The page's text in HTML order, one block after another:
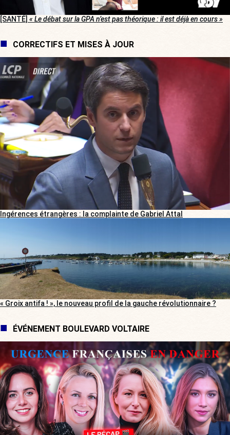
[SANTÉ] « Le débat sur la GPA n’est pas théorique : il est déjà en cours »
CORRECTIFS ET MISES À JOUR
Ingérences étrangères : la complainte de Gabriel Attal
« Groix antifa ! », le nouveau profil de la gauche révolutionnaire ?
ÉVÉNEMENT BOULEVARD VOLTAIRE